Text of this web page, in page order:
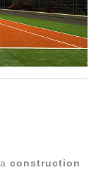
construction